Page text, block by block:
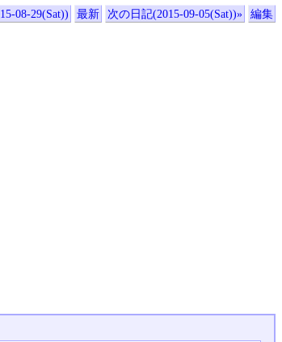
08-29(Sat)) 最新 次の日記(2015-09-05(Sat))» 編集